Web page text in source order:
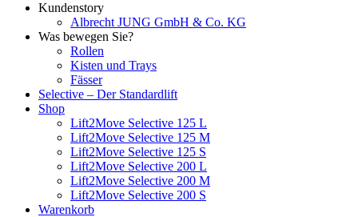
Kundenstory
Albrecht JUNG GmbH & Co. KG
Was bewegen Sie?
Rollen
Kisten und Trays
Fässer
Selective – Der Standardlift
Shop
Lift2Move Selective 125 L
Lift2Move Selective 125 M
Lift2Move Selective 125 S
Lift2Move Selective 200 L
Lift2Move Selective 200 M
Lift2Move Selective 200 S
Warenkorb